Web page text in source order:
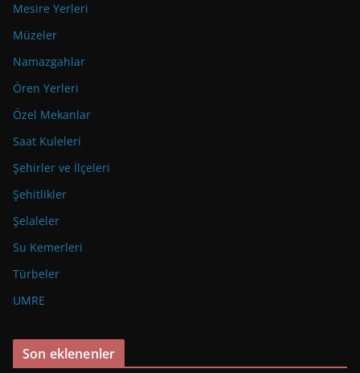
Mesire Yerleri
Müzeler
Namazgahlar
Ören Yerleri
Özel Mekanlar
Saat Kuleleri
Şehirler ve İlçeleri
Şehitlikler
Şelaleler
Su Kemerleri
Türbeler
UMRE
Son eklenenler